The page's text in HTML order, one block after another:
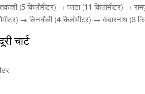
(5 किलोमीटर) → फाटा (11 किलोमीटर) →
→ लिनचौली (4 किलोमीटर) → केदारनाथ (3
चार्ट